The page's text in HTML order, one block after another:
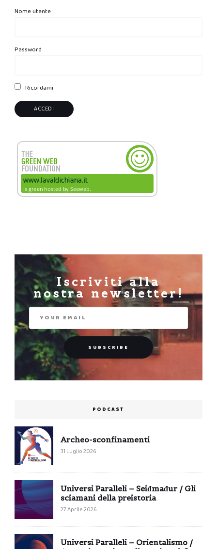
Nome utente
Password
Ricordami
Iscriviti alla
nostra newsletter!
PODCAST
Archeo-sconfinamenti
31 Luglio 2026
Universi Paralleli – Seiđmađur / Gli
sciamani della preistoria
27 Aprile 2026
Universi Paralleli – Orientalismo /